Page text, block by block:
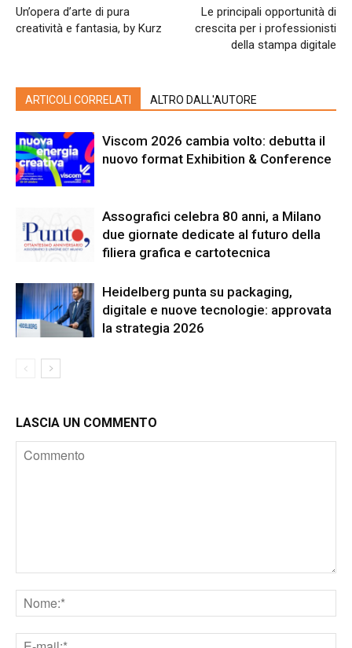
Un’opera d’arte di pura
creatività e fantasia, by Kurz
Le principali opportunità di
crescita per i professionisti
della stampa digitale
ARTICOLI CORRELATI ALTRO DALL'AUTORE
Viscom 2026 cambia volto: debutta il
nuovo format Exhibition & Conference
Assografici celebra 80 anni, a Milano
due giornate dedicate al futuro della
filiera grafica e cartotecnica
Heidelberg punta su packaging,
digitale e nuove tecnologie: approvata
la strategia 2026
LASCIA UN COMMENTO